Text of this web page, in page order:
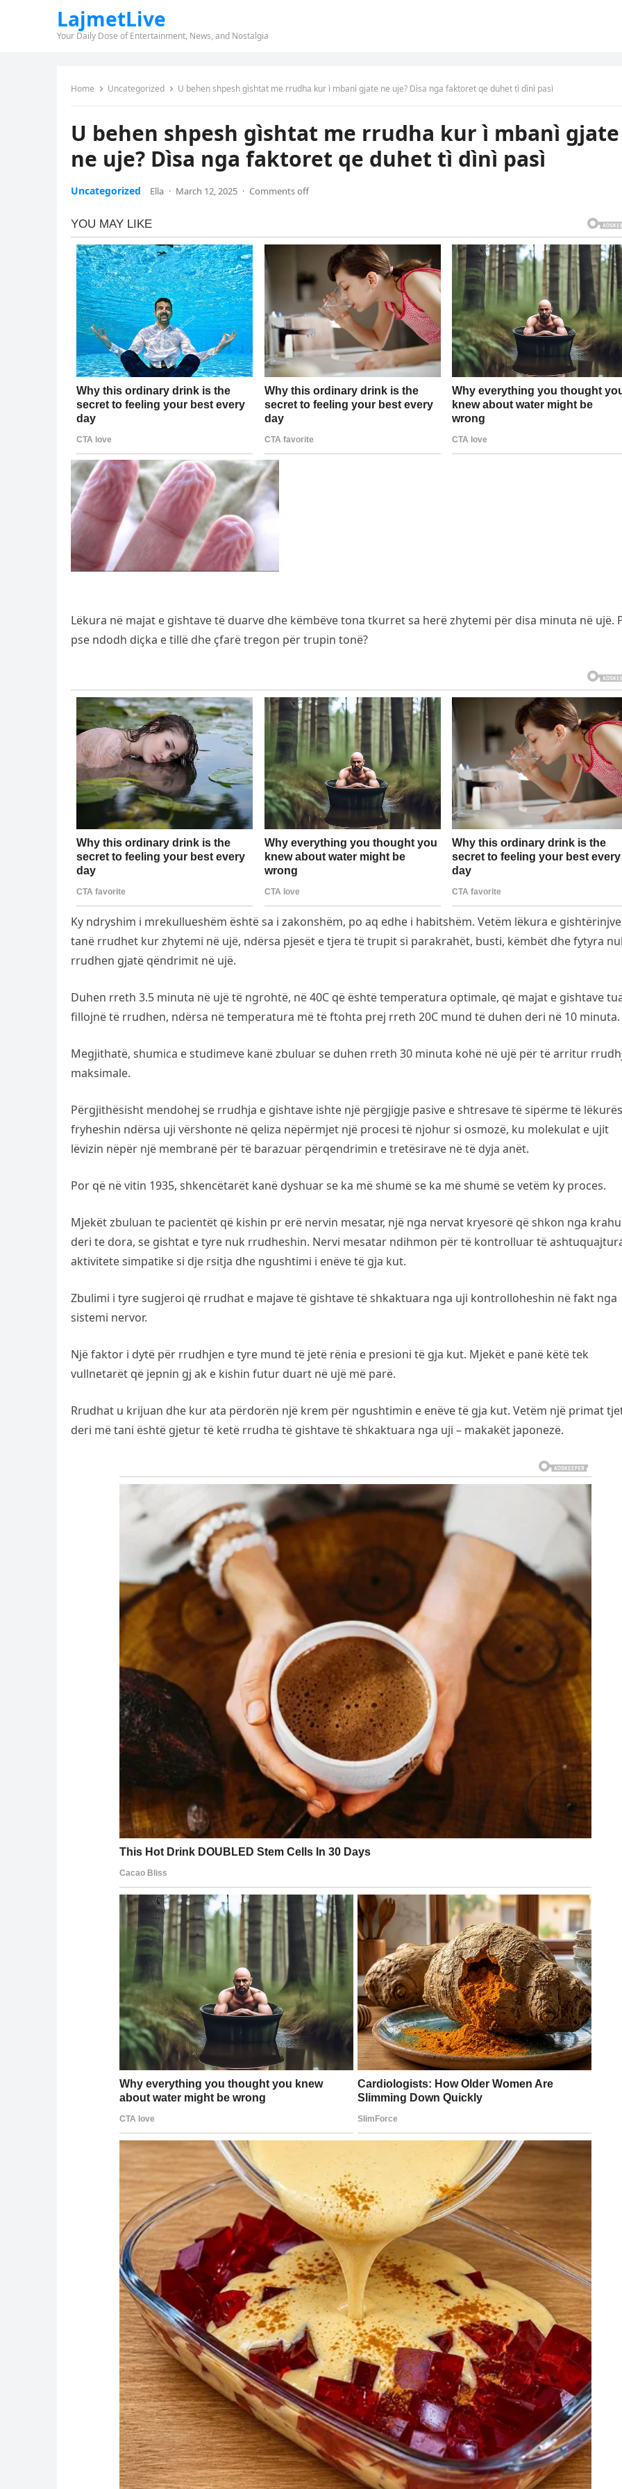
LajmetLive
Your Daily Dose of Entertainment, News, and Nostalgia
Home Uncategorized U behen shpesh gìshtat me rrudha kur ì mbanì gjate ne uje? Dìsa nga faktoret qe duhet tì dìnì pasì
U behen shpesh gìshtat me rrudha kur ì mbanì gjate
ne uje? Dìsa nga faktoret qe duhet tì dìnì pasì
Uncategorized Ella · March 12, 2025 · Comments off
Lëkura në majat e gishtave të duarve dhe këmbëve tona tkurret sa herë zhytemi për disa minuta në ujë.
pse ndodh diçka e tillë dhe çfarë tregon për trupin tonë?
Ky ndryshim i mrekullueshëm është sa i zakonshëm, po aq edhe i habitshëm. Vetëm lëkura e gishtërinjve
tanë rrudhet kur zhytemi në ujë, ndërsa pjesët e tjera të trupit si parakrahët, busti, këmbët dhe fytyra
rrudhen gjatë qëndrimit në ujë.
Duhen rreth 3.5 minuta në ujë të ngrohtë, në 40C që është temperatura optimale, që majat e gishtave
fillojnë të rrudhen, ndërsa në temperatura më të ftohta prej rreth 20C mund të duhen deri në 10 minuta.
Megjithatë, shumica e studimeve kanë zbuluar se duhen rreth 30 minuta kohë në ujë për të arritur
maksimale.
Përgjithësisht mendohej se rrudhja e gishtave ishte një përgjigje pasive e shtresave të sipërme të
fryheshin ndërsa uji vërshonte në qeliza nëpërmjet një procesi të njohur si osmozë, ku molekulat e ujit
lëvizin nëpër një membranë për të barazuar përqendrimin e tretësirave në të dyja anët.
Por që në vitin 1935, shkencëtarët kanë dyshuar se ka më shumë se ka më shumë se vetëm ky proces.
Mjekët zbuluan te pacientët që kishin pr erë nervin mesatar, një nga nervat kryesorë që shkon nga krahu
deri te dora, se gishtat e tyre nuk rrudheshin. Nervi mesatar ndihmon për të kontrolluar të
aktivitete simpatike si dje rsitja dhe ngushtimi i enëve të gja kut.
Zbulimi i tyre sugjeroi që rrudhat e majave të gishtave të shkaktuara nga uji kontrolloheshin në fakt nga
sistemi nervor.
Një faktor i dytë për rrudhjen e tyre mund të jetë rënia e presioni të gja kut. Mjekët e panë këtë tek
vullnetarët që jepnin gj ak e kishin futur duart në ujë më parë.
Rrudhat u krijuan dhe kur ata përdorën një krem për ngushtimin e enëve të gja kut. Vetëm një primat
deri më tani është gjetur të ketë rrudha të gishtave të shkaktuara nga uji – makakët japonezë.